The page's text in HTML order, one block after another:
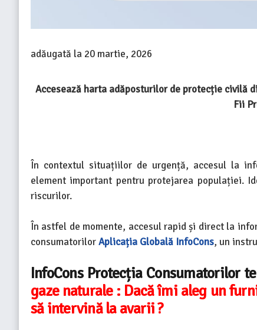
adăugată la 20 martie, 2026
Accesează harta adăposturilor de protecție civilă
Fii
În contextul situațiilor de urgență, accesul la
element important pentru protejarea populației.
riscurilor.
În astfel de momente, accesul rapid și direct la
consumatorilorAplicația Globală InfoCons, un
InfoCons Protecția Consumatorilor
gaze naturale : Dacă îmi aleg un
să intervină la avarii ?